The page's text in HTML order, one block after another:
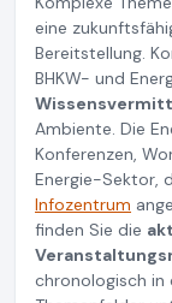
eine
Bereitstellung.
BHKW- und
Ambiente. Die
Konferenzen,
Energie-Sektor,
Infozentrum
finden Sie die
chronologisch in